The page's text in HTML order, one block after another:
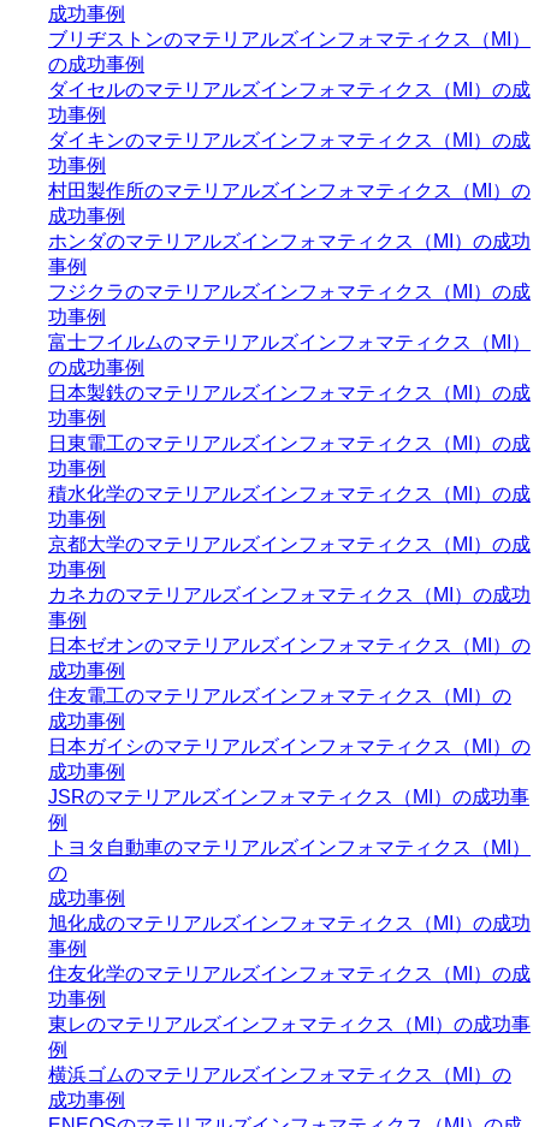
成功事例
ブリヂストンのマテリアルズインフォマティクス（MI）
の成功事例
ダイセルのマテリアルズインフォマティクス（MI）の成
功事例
ダイキンのマテリアルズインフォマティクス（MI）の成
功事例
村田製作所のマテリアルズインフォマティクス（MI）の
成功事例
ホンダのマテリアルズインフォマティクス（MI）の成功
事例
フジクラのマテリアルズインフォマティクス（MI）の成
功事例
富士フイルムのマテリアルズインフォマティクス（MI）
の成功事例
日本製鉄のマテリアルズインフォマティクス（MI）の成
功事例
日東電工のマテリアルズインフォマティクス（MI）の成
功事例
積水化学のマテリアルズインフォマティクス（MI）の成
功事例
京都大学のマテリアルズインフォマティクス（MI）の成
功事例
カネカのマテリアルズインフォマティクス（MI）の成功
事例
日本ゼオンのマテリアルズインフォマティクス（MI）の
成功事例
住友電工のマテリアルズインフォマティクス（MI）の
成功事例
日本ガイシのマテリアルズインフォマティクス（MI）の
成功事例
JSRのマテリアルズインフォマティクス（MI）の成功事
例
トヨタ自動車のマテリアルズインフォマティクス（MI）
の
成功事例
旭化成のマテリアルズインフォマティクス（MI）の成功
事例
住友化学のマテリアルズインフォマティクス（MI）の成
功事例
東レのマテリアルズインフォマティクス（MI）の成功事
例
横浜ゴムのマテリアルズインフォマティクス（MI）の
成功事例